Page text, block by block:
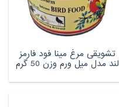
تشویقی مرغ مینا فود فارمز
لند مدل میل ورم وزن 50 گرم